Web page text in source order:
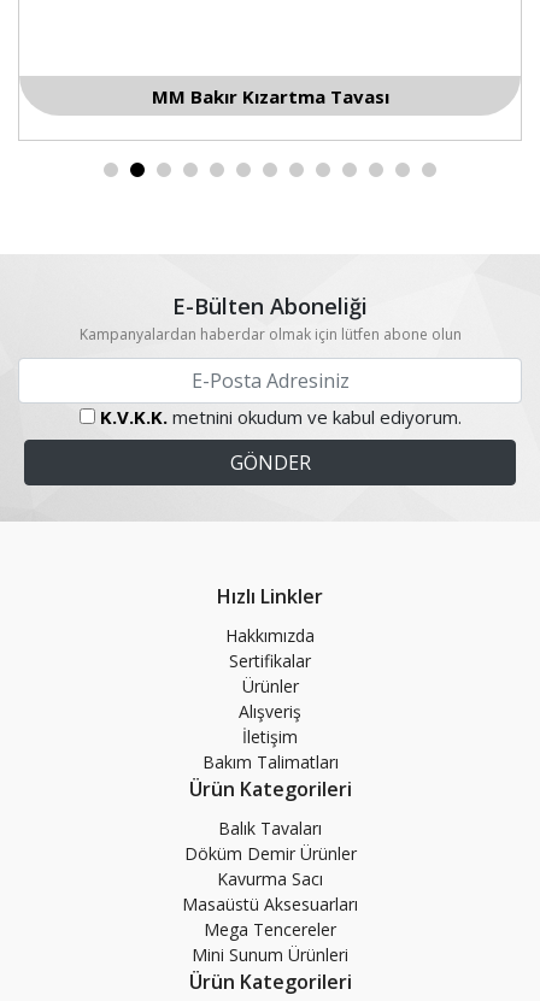
Elit MM Bakır Kızartma Tavası
E-Bülten Aboneliği
Kampanyalardan haberdar olmak için lütfen abone olun
K.V.K.K.metnini okudum ve kabul ediyorum.
Hızlı Linkler
Hakkımızda
Sertifikalar
Ürünler
Alışveriş
İletişim
Bakım Talimatları
Ürün Kategorileri
Balık Tavaları
Döküm Demir Ürünler
Kavurma Sacı
Masaüstü Aksesuarları
Mega Tencereler
Mini Sunum Ürünleri
Ürün Kategorileri